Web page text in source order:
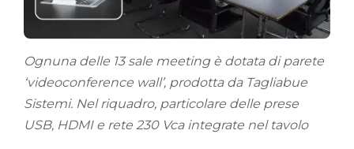
Ognuna delle 13 sale meeting è dotata di parete
‘videoconference wall’, prodotta da Tagliabue
Sistemi. Nel riquadro, particolare delle prese
USB, HDMI e rete 230 Vca integrate nel tavolo